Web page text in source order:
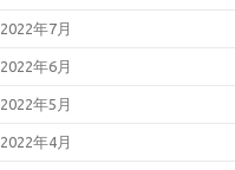
2022年7月
2022年6月
2022年5月
2022年4月